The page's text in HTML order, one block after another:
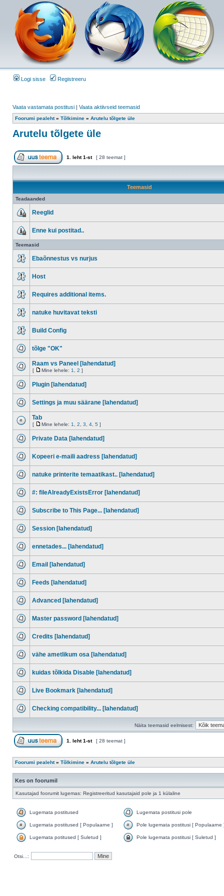
Logi sisse Registreeru
Vaata vastamata postitusi | Vaata aktiivseid teemasid
Foorumi pealeht» Tõlkimine » Arutelu tõlgete üle
Arutelu tõlgete üle
1 . leht1-st [ 28 teemat ]
Teemasid
Teadaanded
Reeglid
Enne kui postitad..
Teemasid
Ebaõnnestus vs nurjus
Host
Requires additional items.
natuke huvitavat teksti
Build Config
tõlge "OK"
Raam vs Paneel [lahendatud]
[ Mine lehele: 1 2 ]
Plugin [lahendatud]
Settings ja muu säärane [lahendatud]
Tab
[ Mine lehele: 1 2 3 4 5 ]
Private Data [lahendatud]
Kopeeri e-maili aadress [lahendatud]
natuke printerite temaatikast.. [lahendatud]
#: fileAlreadyExistsError [lahendatud]
Subscribe to This Page... [lahendatud]
Session [lahendatud]
ennetades... [lahendatud]
Email [lahendatud]
Feeds [lahendatud]
Advanced [lahendatud]
Master password [lahendatud]
Credits [lahendatud]
vähe ametlikum osa [lahendatud]
kuidas tõlkida Disable [lahendatud]
Live Bookmark [lahendatud]
Checking compatibility... [lahendatud]
Näita teemasid eelmisest:
1 . leht1-st [ 28 teemat ]
Foorumi pealeht» Tõlkimine » Arutelu tõlgete üle
Kes on foorumil
Kasutajad foorumit lugemas: Registreeritud kasutajaid pole ja 1 külaline
Lugemata postitused Lugemata postitusi pole
Lugemata postitused [ Populaarne ] Pole lugemata postitusi [ Populaarne
Lugemata potitused [ Suletud ] Pole lugemata postitusi [ Suletud ]
Otsi...: